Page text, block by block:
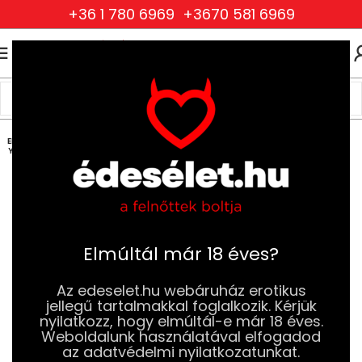
Elmúltál már 18 éves?
Az edeselet.hu webáruház erotikus
jellegű tartalmakkal foglalkozik. Kérjük
nyilatkozz, hogy elmúltál-e már 18 éves.
Weboldalunk használatával elfogadod
az adatvédelmi nyilatkozatunkat.
+36 1 780 6969 +3670 581 6969
Fétis ruházat
Férfi fétis ruházat és kiegészítők
ELFOG
YOTT